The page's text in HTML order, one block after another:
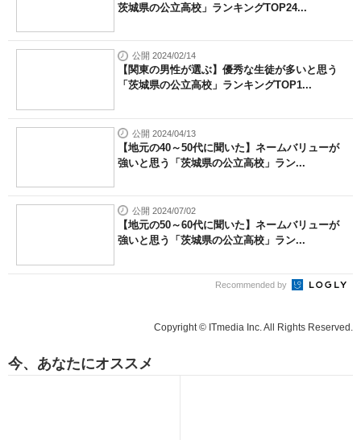
茨城県の公立高校」ランキングTOP24...
公開 2024/02/14
【関東の男性が選ぶ】優秀な生徒が多いと思う
「茨城県の公立高校」ランキングTOP1...
公開 2024/04/13
【地元の40～50代に聞いた】ネームバリューが
強いと思う「茨城県の公立高校」ラン...
公開 2024/07/02
【地元の50～60代に聞いた】ネームバリューが
強いと思う「茨城県の公立高校」ラン...
Recommended by
Copyright © ITmedia Inc. All Rights Reserved.
今、あなたにオススメ